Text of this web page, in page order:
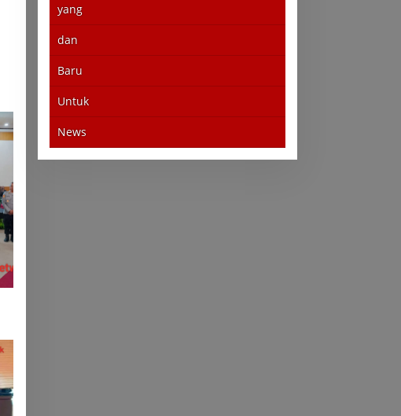
yang
dan
Baru
Untuk
News